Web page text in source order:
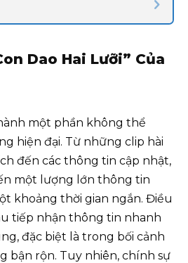
Dao Hai Lưỡi” Của
một phần không thể
hiện đại. Từ những clip hài
đến các thông tin cập nhật,
một lượng lớn thông tin
khoảng thời gian ngắn. Điều
tiếp nhận thông tin nhanh
đặc biệt là trong bối cảnh
bận rộn. Tuy nhiên, chính sự